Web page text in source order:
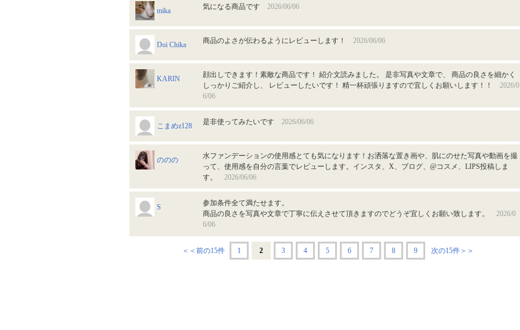
mika 気になる商品です 2026/06/06
Doi Chika 商品のよさが伝わるようにレビューします！ 2026/06/06
KARIN
顔出しできます！素敵な商品です！ 紹介文読みました。 是非写真や文章で、 商品の良さを細かく
しっかりご紹介し、 レビューしたいです！ 精一杯頑張りますので宜しくお願いします！！ 2026/0
6/06
こまめz128 是非使ってみたいです 2026/06/06
ののの
水ファンデーションの使用感とても気になります！お洒落な置き画や、肌にのせた写真や動画を撮
って、使用感を自分の言葉でレビューします。インスタ、X、ブログ、@コスメ、LIPS投稿しま
す。 2026/06/06
S
参加条件全て満たせます。
商品の良さを写真や文章で丁寧に伝えさせて頂きますのでどうぞ宜しくお願い致します。 2026/0
6/06
＜＜前の15件 1 2 3 4 5 6 7 8 9 次の15件＞＞